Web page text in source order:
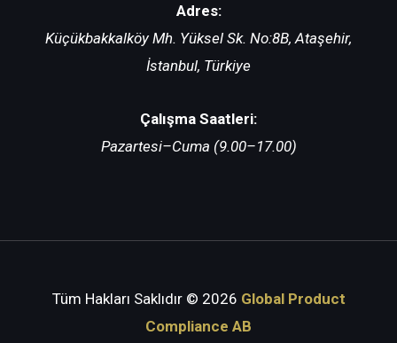
Adres:
Küçükbakkalköy Mh. Yüksel Sk. No:8B, Ataşehir,
İstanbul, Türkiye
Çalışma Saatleri:
Pazartesi–Cuma (9.00–17.00)
Tüm Hakları Saklıdır© 2026 Global Product
Compliance AB